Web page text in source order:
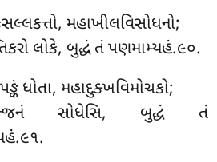
મહાખીલવિસોધનો;
લોકે, બુદ્ધં તં પણમામ્યહં.૯૦.
ધોતા, મહાદુક્ખવિમોચકો;
સોધેસિ, બુદ્ધં તં